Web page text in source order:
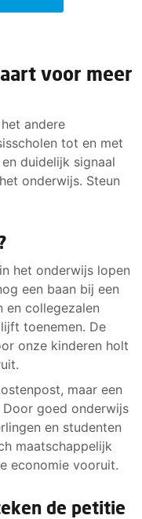
voor meer
andere
tot en met
duidelijk signaal
onderwijs. Steun
het onderwijs lopen
een baan bij een
en collegezalen
toenemen. De
onze kinderen holt
maar een
goed onderwijs
en studenten
maatschappelijk
economie vooruit.
de petitie